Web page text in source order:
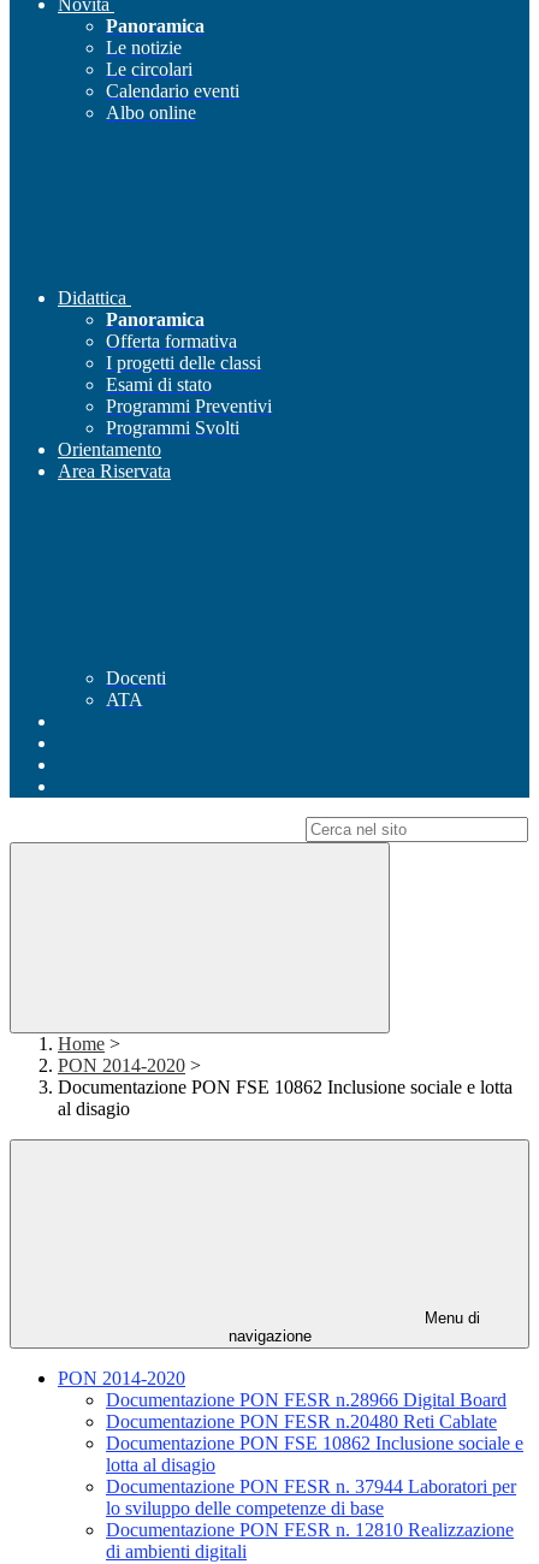
Novità
Panoramica
Le notizie
Le circolari
Calendario eventi
Albo online
Didattica
Panoramica
Offerta formativa
I progetti delle classi
Esami di stato
Programmi Preventivi
Programmi Svolti
Orientamento
Area Riservata
Docenti
ATA
Home >
PON 2014-2020 >
Documentazione PON FSE 10862 Inclusione sociale e lotta
al disagio
Menu di
navigazione
PON 2014-2020
Documentazione PON FESR n.28966 Digital Board
Documentazione PON FESR n.20480 Reti Cablate
Documentazione PON FSE 10862 Inclusione sociale e
lotta al disagio
Documentazione PON FESR n. 37944 Laboratori per
lo sviluppo delle competenze di base
Documentazione PON FESR n. 12810 Realizzazione
di ambienti digitali